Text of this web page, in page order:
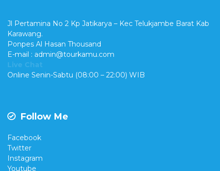
Jl Pertamina No 2 Kp Jatikarya – Kec Telukjambe Barat Kab
Karawang.
Ponpes Al Hasan Thousand
E-mail : admin@tourkamu.com
Live Chat
Online Senin-Sabtu (08:00 – 22:00) WIB
Follow Me
Facebook
Twitter
Instagram
Youtube